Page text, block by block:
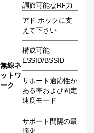
無線ネ
ットワ
ーク
調節可能なRF力
アド ホックに支
えて下さい
構成可能
ESSID/BSSID
サポート適応性が
ある率および固定
速度モード
サポート間隔の最
適化